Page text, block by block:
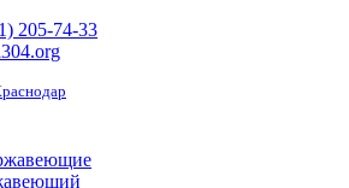
205-74-33